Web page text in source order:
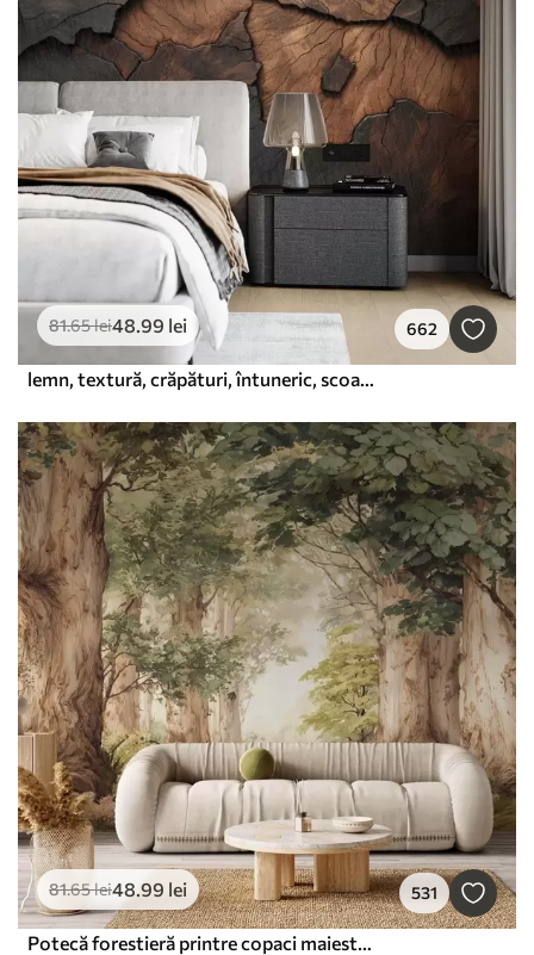
81.65lei48.99 lei 662
lemn, textură, crăpături, întuneric, scoarță, suprafață
81.65lei48.99 lei 531
Potecă forestieră printre copaci maiestuoși, în stil acuarelă